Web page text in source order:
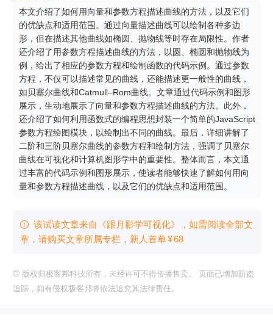
本文介绍了如何用向量和参数方程描述曲线的方法，以及它们
的优缺点和适用范围。通过向量描述曲线可以绘制各种多边
形，但在描述其他曲线如椭圆、抛物线等时存在局限性。作者
还介绍了用参数方程描述曲线的方法，以圆、椭圆和抛物线为
例，给出了相应的参数方程和绘制函数的代码示例。通过参数
方程，不仅可以描述常见的曲线，还能描述更一般性的曲线，
如贝塞尔曲线和Catmull–Rom曲线。文章通过代码示例和图形
展示，生动地展示了向量和参数方程描述曲线的方法。此外，
还介绍了如何利用函数式的编程思想封装一个简单的JavaScript
参数方程绘图模块，以绘制出不同的曲线。最后，详细讲解了
二阶和三阶贝塞尔曲线的参数方程和绘制方法，强调了贝塞尔
曲线在可视化和计算机图形学中的重要性。整体而言，本文通
过丰富的代码示例和图形展示，使读者能够快速了解如何用向
量和参数方程描述曲线，以及它们的优缺点和适用范围。
 该试读文章来自《跟月影学可视化》，如需阅读全部文
章，请购买文章所属专栏 ，新⼈⾸单¥68
© 版权归极客邦科技所有，未经许可不得传播售卖。 页面已增加防盗
追踪，如有侵权极客邦将依法追究其法律责任。